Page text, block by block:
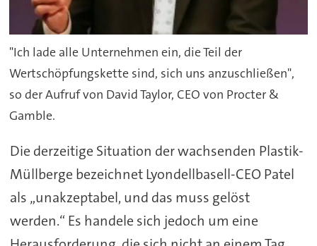
"Ich lade alle Unternehmen ein, die Teil der
Wertschöpfungskette sind, sich uns anzuschließen",
so der Aufruf von David Taylor, CEO von Procter &
Gamble.
Die derzeitige Situation der wachsenden Plastik-
Müllberge bezeichnet Lyondellbasell-CEO Patel
als „unakzeptabel, und das muss gelöst
werden.“ Es handele sich jedoch um eine